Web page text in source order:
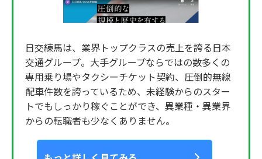
日交練馬は、業界トップクラスの売上を誇る日本
交通グループ。大手グループならではの数多くの
専用乗り場やタクシーチケット契約、圧倒的無線
配車件数を誇っているため、未経験からのスター
トでもしっかり稼ぐことができ、異業種・異業界
からの転職者も少なくありません。